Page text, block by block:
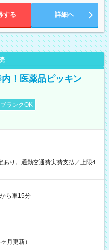
する 詳細へ
！医薬品ピッキン
ブランクOK
あり。通勤交通費実費支払／上限4
ら車15分
月更新）